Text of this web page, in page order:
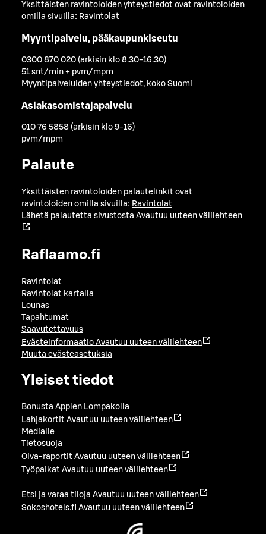
Yksittäisten ravintoloiden yhteystiedot ovat ravintoloiden
omilla sivuilla: Ravintolat
Myyntipalvelu, pääkaupunkiseutu
0300 870 020 (arkisin klo 8.30-16.30)
51 snt/min + pvm/mpm
Myyntipalveluiden yhteystiedot, koko Suomi
Asiakasomistajapalvelu
010 76 5858 (arkisin klo 9-16)
pvm/mpm
Palaute
Yksittäisten ravintoloiden palautelinkit ovat
ravintoloiden omilla sivuilla: Ravintolat
Lähetä palautetta sivustosta Avautuu uuteen välilehteen
Raflaamo.fi
Ravintolat
Ravintolat kartalla
Lounas
Tapahtumat
Saavutettavuus
Evästeinformaatio Avautuu uuteen välilehteen
Muuta evästeasetuksia
Yleiset tiedot
Bonusta Applen Lompakolla
Lahjakortit Avautuu uuteen välilehteen
Medialle
Tietosuoja
Oiva-raportit Avautuu uuteen välilehteen
Työpaikat Avautuu uuteen välilehteen
Etsi ja varaa tiloja Avautuu uuteen välilehteen
Sokoshotels.fi Avautuu uuteen välilehteen